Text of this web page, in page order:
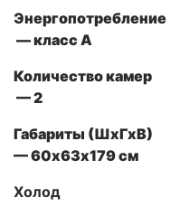
Энергопотребление
— класс A
Количество камер
— 2
Габариты (ШxГxВ)
— 60х63х179 см
Холод